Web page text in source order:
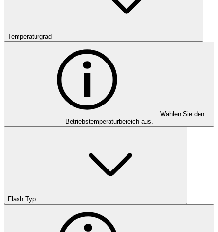
Temperaturgrad
Wählen Sie den
Betriebstemperaturbereich aus.
Flash Typ